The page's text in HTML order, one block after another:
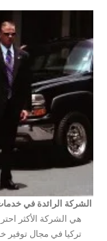
تركيا في مجال توفير